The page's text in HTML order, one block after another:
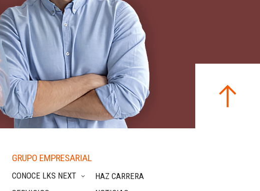
GRUPO EMPRESARIAL
CONOCE LKS NEXT
HAZ CARRERA